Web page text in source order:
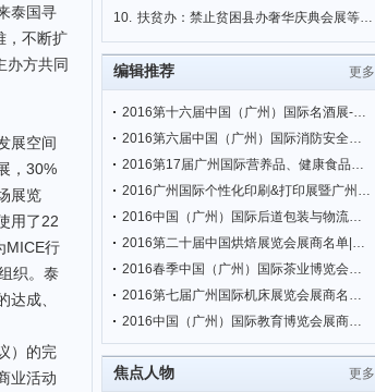
泰国寻
，不断扩
办方共同
展空间
，30%
展览
用了22
MICE行
织。泰
成、
）的完
业活动
10. 扶贫办：禁止贫困县办奢华庆典会展等活动 搞形象工程
编辑推荐 更多
2016第十六届中国（广州）国际名酒展-春季展展商名单|会刊名录
2016第六届中国（广州）国际消防安全展览会、2016首届中国（广州）国际安全与
2016第17届广州国际营养品、健康食品及有机产品展览会展商名单|会刊名录
2016广州国际个性化印刷&打印展暨广州平板打印、3D打印及热转印展览会展商名
2016中国（广州）国际后道包装与物流技术展、2016中国（广州）国际生鲜配送及
2016第二十届中国烘焙展览会展商名单|会刊名录
2016春季中国（广州）国际茶业博览会展商名单|会刊名录
2016第七届广州国际机床展览会展商名单|会刊名录
2016中国（广州）国际教育博览会展商名单|会刊名录
焦点人物 更多